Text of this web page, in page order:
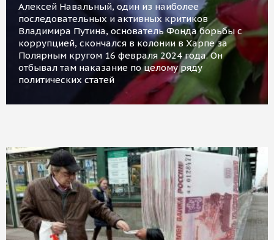
Алексей Навальный, один из наиболее
последовательных и активных критиков
Владимира Путина, основатель Фонда борьбы с
коррупцией, скончался в колонии в Харпе за
Полярным кругом 16 февраля 2024 года. Он
отбывал там наказание по целому ряду
политических статей